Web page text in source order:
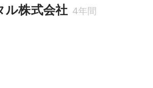
ル株式会社 4年間